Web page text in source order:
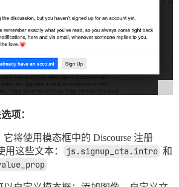
项：
将使用模态框中的 Discourse 注册
这些文本：
js.signup_cta.intro 和